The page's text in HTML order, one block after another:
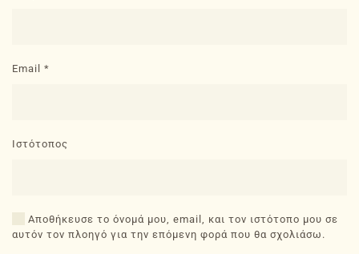
Email *
Ιστότοπος
Αποθήκευσε το όνομά μου, email, και τον ιστότοπο μου σε
αυτόν τον πλοηγό για την επόμενη φορά που θα σχολιάσω.